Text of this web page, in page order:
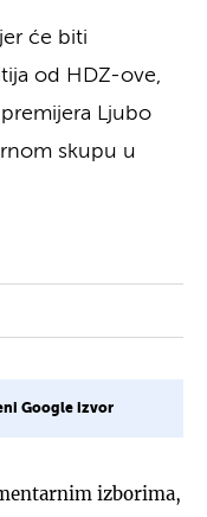
će biti
od HDZ-ove,
Ljubo
skupu u
Google izvor
izborima,